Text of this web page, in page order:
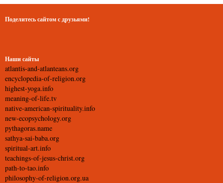
Поделитесь сайтом с друзьями!
Наши сайты
atlantis-and-atlanteans.org
encyclopedia-of-religion.org
highest-yoga.info
meaning-of-life.tv
native-american-spirituality.info
new-ecopsychology.org
pythagoras.name
sathya-sai-baba.org
spiritual-art.info
teachings-of-jesus-christ.org
path-to-tao.info
philosophy-of-religion.org.ua